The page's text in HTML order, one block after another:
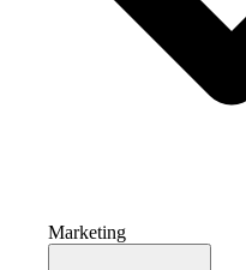
Marketing